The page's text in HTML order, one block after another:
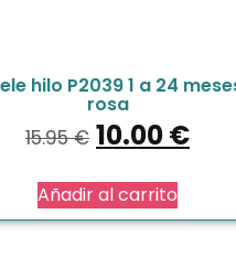
hilo P2039 1 a 24
rosa
15.95€ 10.00€
Añadir al carrito